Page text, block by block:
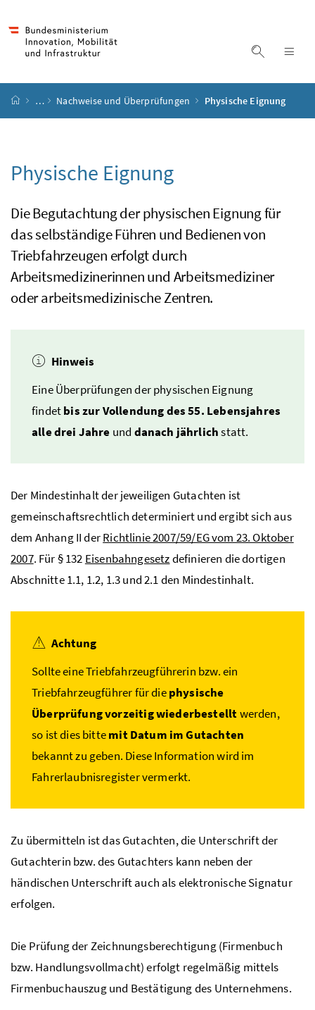
Suche
Startseite
… Nachweise und Überprüfungen Physische Eignung
Physische Eignung
Die Begutachtung der physischen Eignung für
das selbständige Führen und Bedienen von
Triebfahrzeugen erfolgt durch
Arbeitsmedizinerinnen und Arbeitsmediziner
oder arbeitsmedizinische Zentren.
Hinweis
Eine Überprüfungen der physischen Eignung
findetbis zur Vollendung des 55. Lebensjahres
alle drei Jahre und danach jährlichstatt.
Der Mindestinhalt der jeweiligen Gutachten ist
gemeinschaftsrechtlich determiniert und ergibt sich aus
dem Anhang II derRichtlinie 2007/59/EG vom 23. Oktober
2007. Für § 132 Eisenbahngesetzdefinieren die dortigen
Abschnitte 1.1, 1.2, 1.3 und 2.1 den Mindestinhalt.
Achtung
Sollte eine Triebfahrzeugführerin bzw.ein
Triebfahrzeugführer für diephysische
Überprüfung vorzeitig wiederbestelltwerden,
so ist dies bittemit Datum im Gutachten
bekannt zu geben. Diese Information wird im
Fahrerlaubnisregister vermerkt.
Zu übermitteln ist das Gutachten, die Unterschrift der
Gutachterin bzw. des Gutachters kann neben der
händischen Unterschrift auch als elektronische Signatur
erfolgen.
Die Prüfung der Zeichnungsberechtigung (Firmenbuch
bzw. Handlungsvollmacht) erfolgt regelmäßig mittels
Firmenbuchauszug und Bestätigung des Unternehmens.